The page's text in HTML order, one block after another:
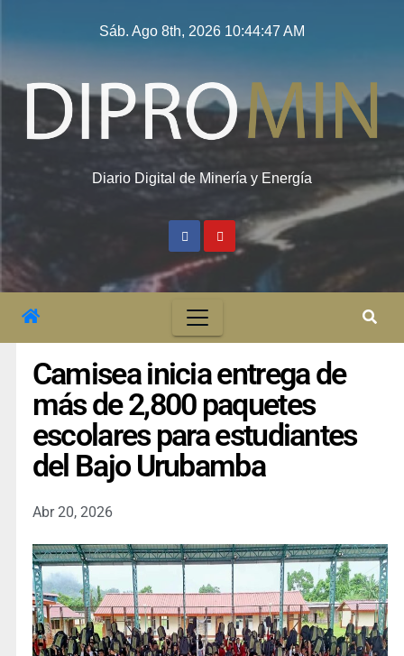
Sáb. Ago 8th, 2026 10:44:48 AM
Diario Digital de Minería y Energía
Camisea inicia entrega de
más de 2,800 paquetes
escolares para estudiantes
del Bajo Urubamba
Abr 20, 2026